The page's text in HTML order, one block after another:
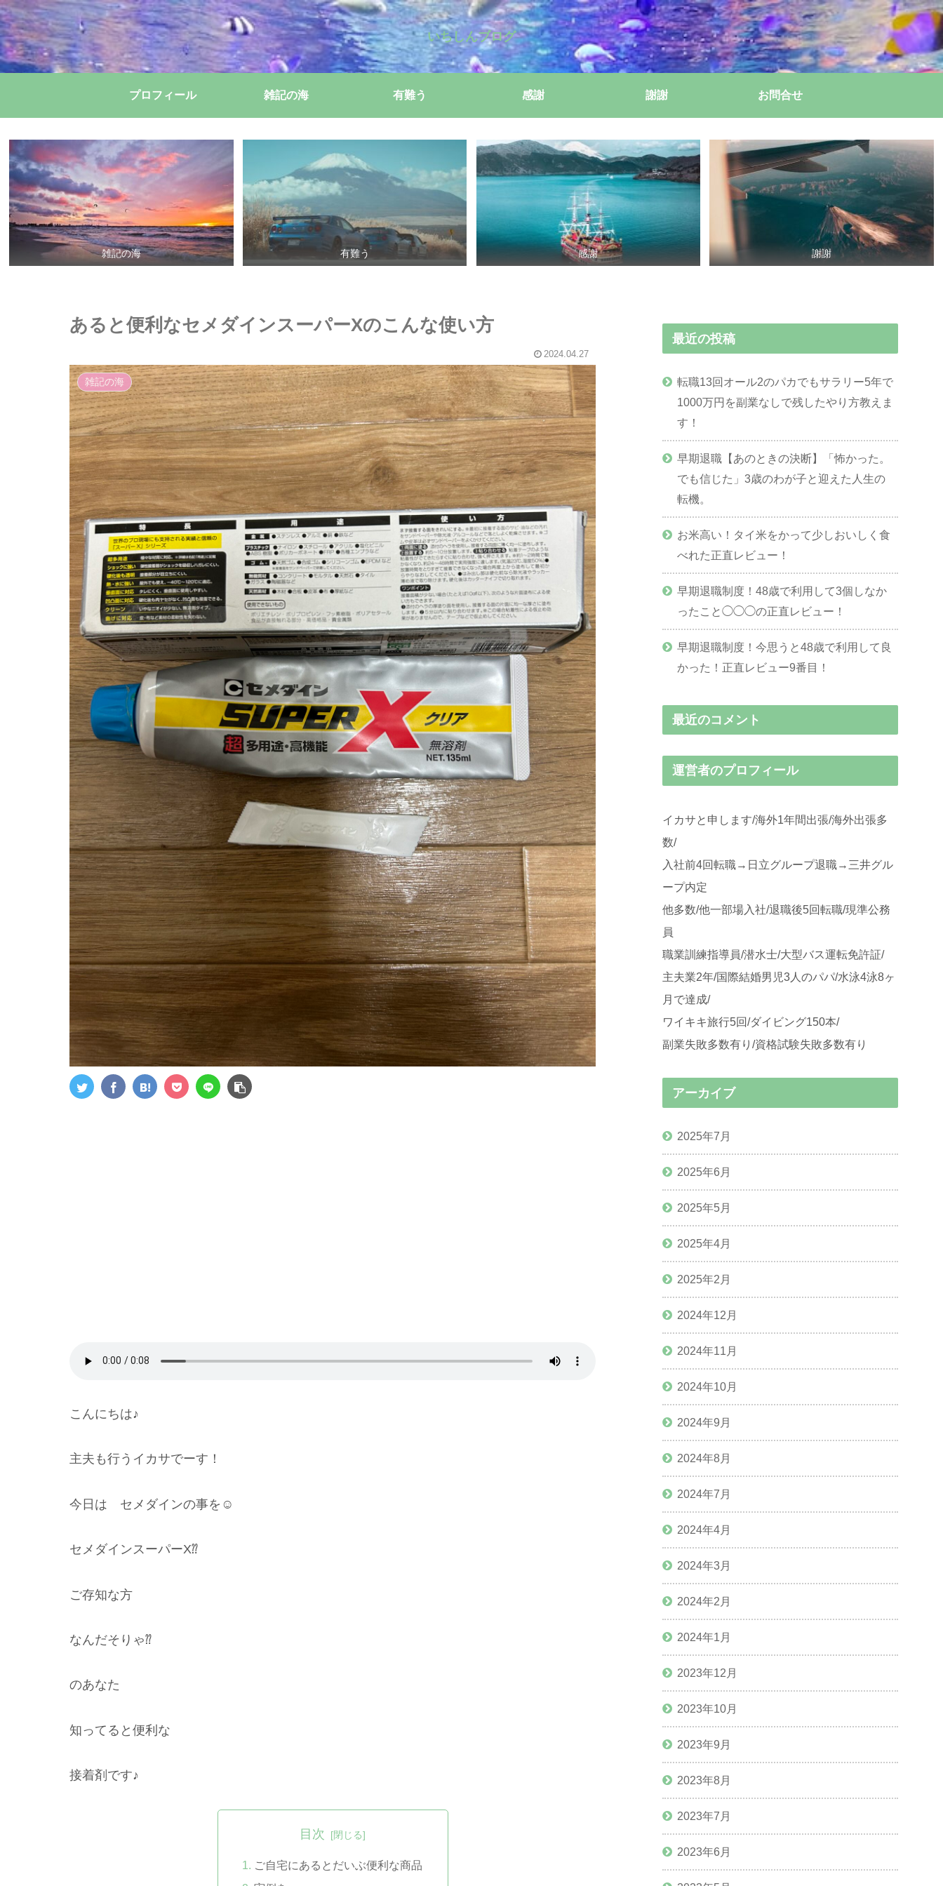
いちしんブログ
プロフィール 雑記の海 有難う 感謝 謝謝 お問合せ
雑記の海 有難う 感謝 謝謝
あると便利なセメダインスーパーXのこんな使い方
2024.04.27
雑記の海
こんにちは♪
主夫も行うイカサでーす！
今日は セメダインの事を☺️
セメダインスーパーX⁇
ご存知な方
なんだそりゃ⁇
のあなた
知ってると便利な
接着剤です♪
目次
ご自宅にあるとだいぶ便利な商品
最近の投稿
転職13回オール2のパカでもサラリー5年で
1000万円を副業なしで残したやり方教えま
す！
早期退職【あのときの決断】「怖かった。
でも信じた」3歳のわが子と迎えた人生の
転機。
お米高い！タイ米をかって少しおいしく食
べれた正直レビュー！
早期退職制度！48歳で利用して3個しなか
ったこと◯◯◯の正直レビュー！
早期退職制度！今思うと48歳で利用して良
かった！正直レビュー9番目！
最近のコメント
運営者のプロフィール
イカサと申します/海外1年間出張/海外出張多
数/
入社前4回転職→日立グループ退職→三井グル
ープ内定
他多数/他一部場入社/退職後5回転職/現準公務
員
職業訓練指導員/潜水士/大型バス運転免許証/
主夫業2年/国際結婚男児3人のパパ/水泳4泳8ヶ
月で達成/
ワイキキ旅行5回/ダイビング150本/
副業失敗多数有り/資格試験失敗多数有り
アーカイブ
2025年7月
2025年6月
2025年5月
2025年4月
2025年2月
2024年12月
2024年11月
2024年10月
2024年9月
2024年8月
2024年7月
2024年4月
2024年3月
2024年2月
2024年1月
2023年12月
2023年10月
2023年9月
2023年8月
2023年7月
2023年6月